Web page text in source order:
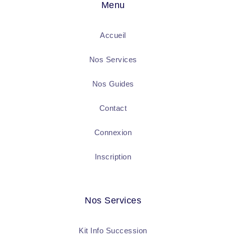
Menu
Accueil
Nos Services
Nos Guides
Contact
Connexion
Inscription
Nos Services
Kit Info Succession